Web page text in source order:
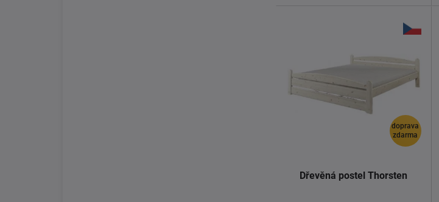
doprava
zdarma
Dřevěná postel Thorsten